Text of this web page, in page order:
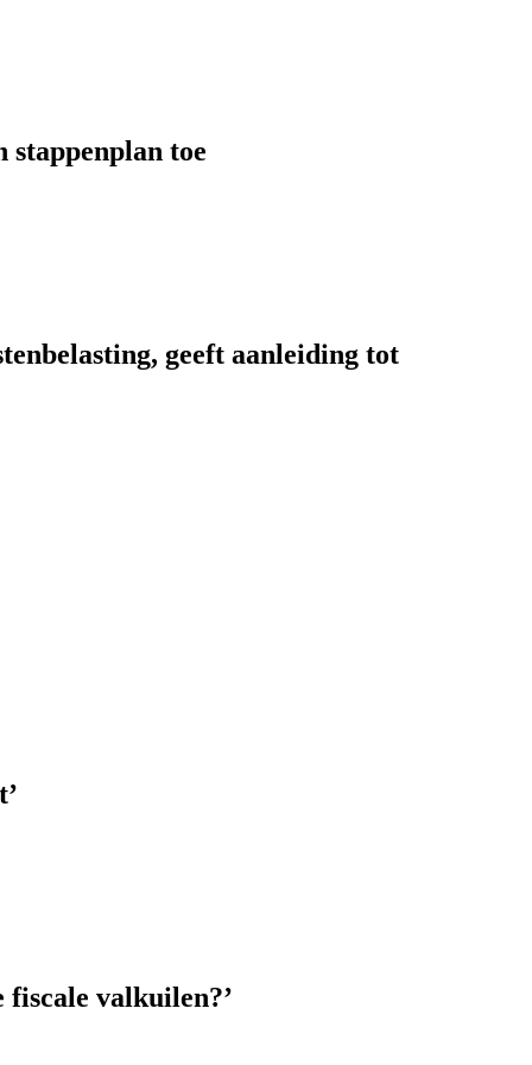
stappenplan toe
geeft aanleiding tot
valkuilen?’